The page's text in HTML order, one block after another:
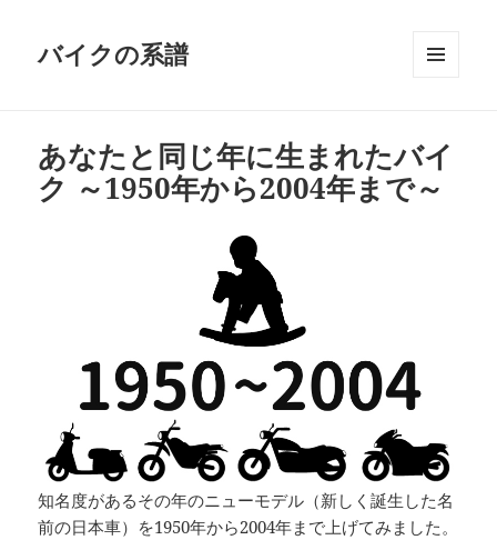
バイクの系譜
ット
あなたと同じ年に生まれたバイ
ク ～1950年から2004年まで～
知名度があるその年のニューモデル（新しく誕生した名
前の日本車）を1950年から2004年まで上げてみました。